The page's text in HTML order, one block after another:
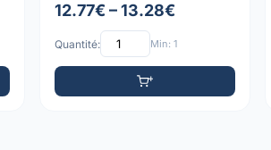
12.77€ – 13.28€
Quantité: Min: 1